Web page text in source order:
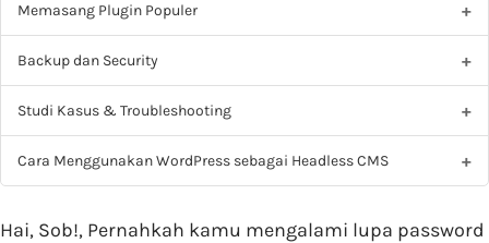
Memasang Plugin Populer
Backup dan Security
Studi Kasus & Troubleshooting
Cara Menggunakan WordPress sebagai Headless CMS
Hai, Sob!, Pernahkah kamu mengalami lupa password